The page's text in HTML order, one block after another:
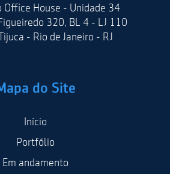
Office House - Unidade 34
320, BL 4 - LJ 110
- Rio de Janeiro - RJ
do Site
Início
Portfólio
Em andamento